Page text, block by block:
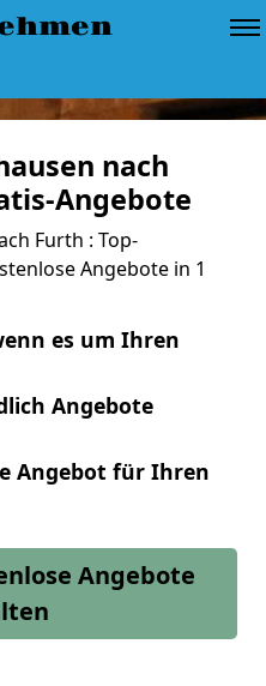
nach
Angebote
Furth : Top-
Angebote in 1
es um Ihren
Angebote
Angebot für Ihren
Angebote